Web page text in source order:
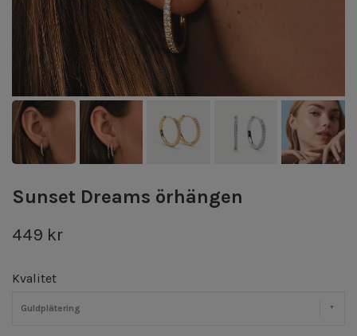
Sunset Dreams örhängen
449 kr
Kvalitet
Guldplätering